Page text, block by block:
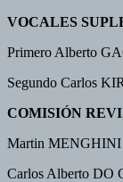
VOCALES
Primero Alberto
Segundo Carlos
COMISIÓN
Martin MENGHINI
Carlos Alberto DO